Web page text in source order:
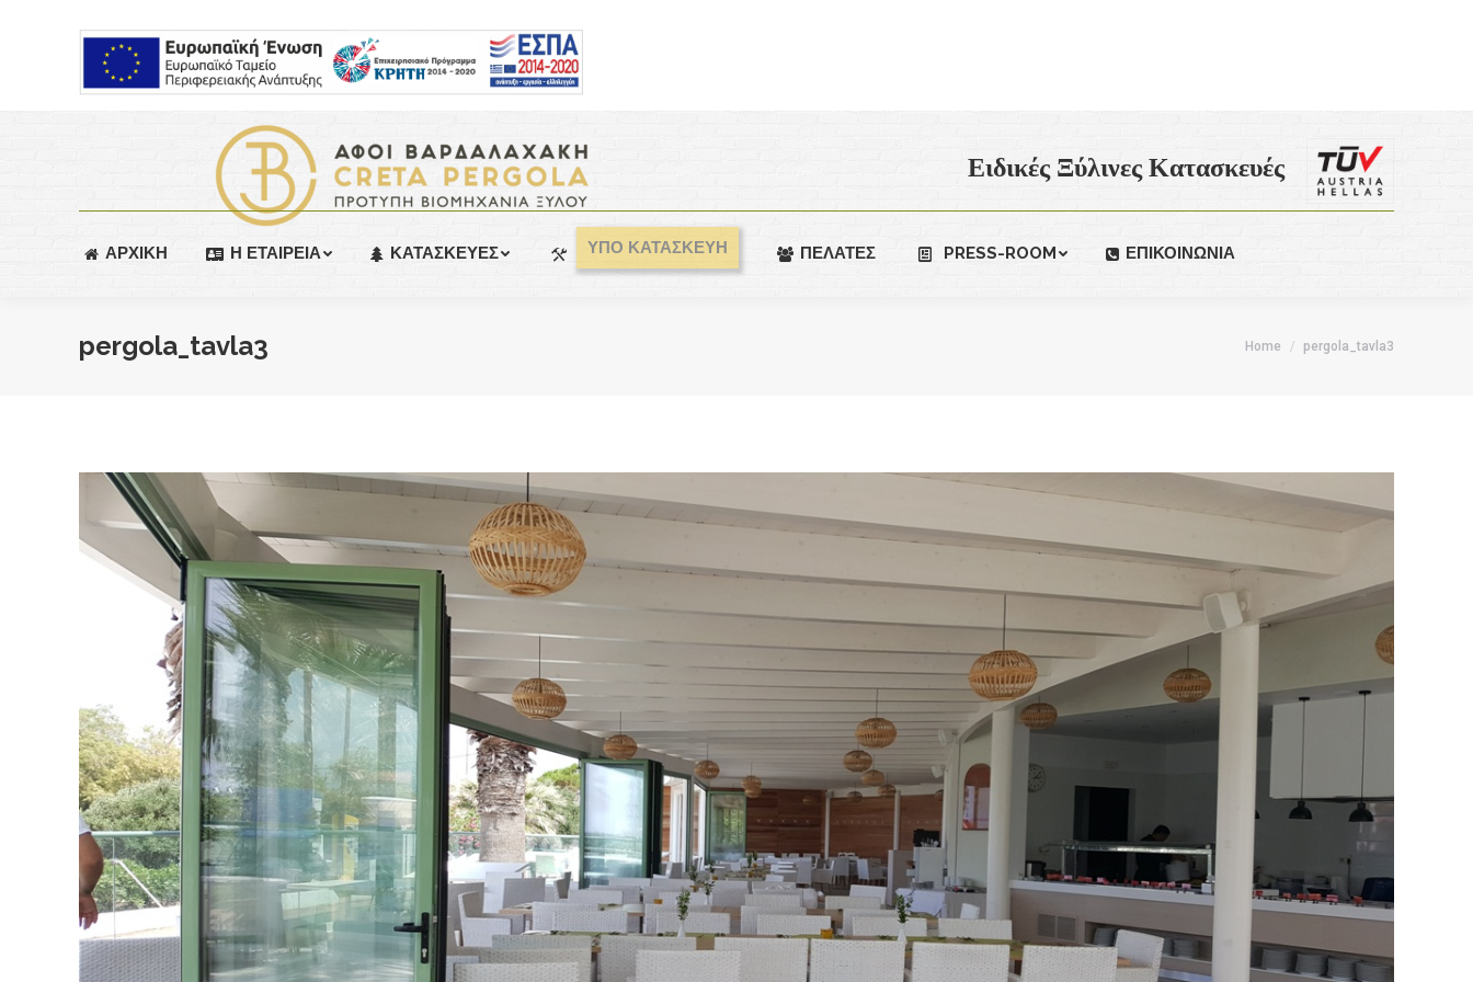
Ειδικές Ξύλινες Κατασκευές
ΑΡΧΙΚΗ Η ΕΤΑΙΡΕΙΑ ΚΑΤΑΣΚΕΥΕΣ ΥΠΟ ΚΑΤΑΣΚΕΥΗ ΠΕΛΑΤΕΣ PRESS-ROOM ΕΠΙΚΟΙΝΩΝΙΑ
pergola_tavla3 Home pergola_tavla3